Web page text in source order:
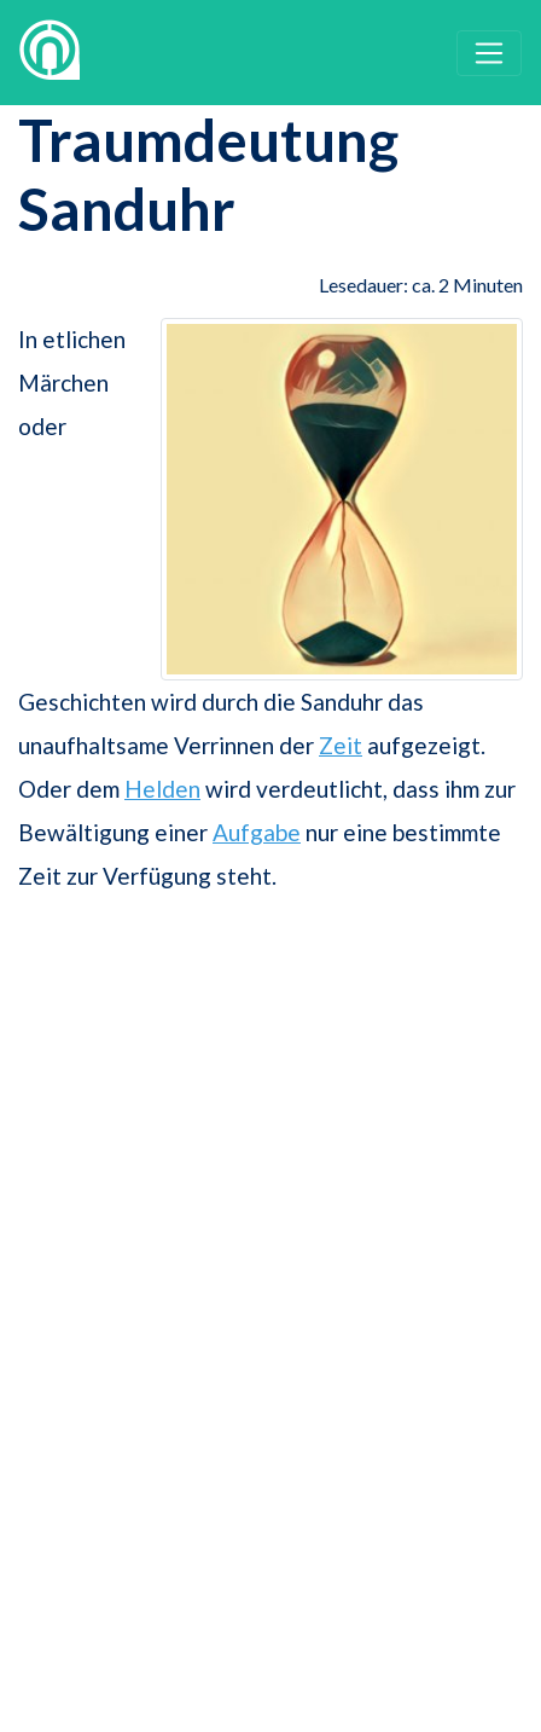
Traumdeutung
Sanduhr
Lesedauer: ca. 2 Minuten
In etlichen
Märchen
oder
Geschichten wird durch die Sanduhr das
unaufhaltsame Verrinnen der Zeit aufgezeigt.
Oder dem Helden wird verdeutlicht, dass ihm zur
Bewältigung einerAufgabe nur eine bestimmte
Zeit zur Verfügung steht.